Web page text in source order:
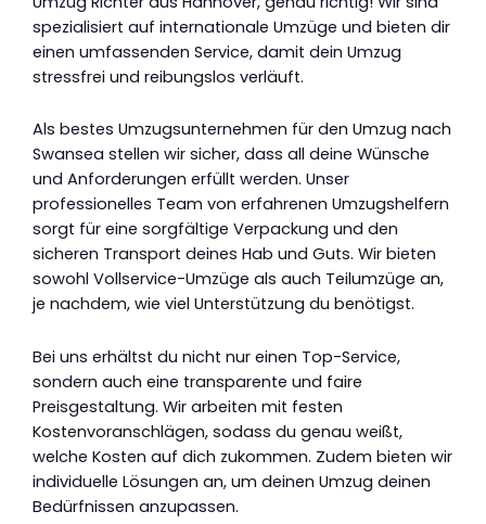
spezialisiert auf internationale Umzüge und bieten dir
einen umfassenden Service, damit dein Umzug
stressfrei und reibungslos verläuft.
Als bestes Umzugsunternehmen für den Umzug nach
Swansea stellen wir sicher, dass all deine Wünsche
und Anforderungen erfüllt werden. Unser
professionelles Team von erfahrenen Umzugshelfern
sorgt für eine sorgfältige Verpackung und den
sicheren Transport deines Hab und Guts. Wir bieten
sowohl Vollservice-Umzüge als auch Teilumzüge an,
je nachdem, wie viel Unterstützung du benötigst.
Bei uns erhältst du nicht nur einen Top-Service,
sondern auch eine transparente und faire
Preisgestaltung. Wir arbeiten mit festen
Kostenvoranschlägen, sodass du genau weißt,
welche Kosten auf dich zukommen. Zudem bieten wir
individuelle Lösungen an, um deinen Umzug deinen
Bedürfnissen anzupassen.